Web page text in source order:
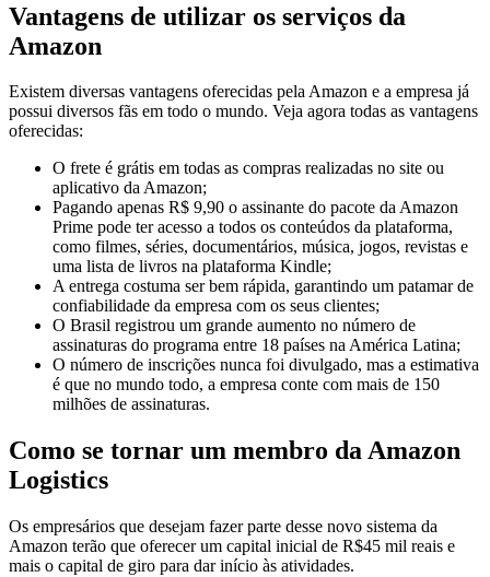
Vantagens de utilizar os serviços da
Amazon
Existem diversas vantagens oferecidas pela Amazon e a empresa já
possui diversos fãs em todo o mundo. Veja agora todas as vantagens
oferecidas:
O frete é grátis em todas as compras realizadas no site ou
aplicativo da Amazon;
Pagando apenas R$ 9,90 o assinante do pacote da Amazon
Prime pode ter acesso a todos os conteúdos da plataforma,
como filmes, séries, documentários, música, jogos, revistas e
uma lista de livros na plataforma Kindle;
A entrega costuma ser bem rápida, garantindo um patamar de
confiabilidade da empresa com os seus clientes;
O Brasil registrou um grande aumento no número de
assinaturas do programa entre 18 países na América Latina;
O número de inscrições nunca foi divulgado, mas a estimativa
é que no mundo todo, a empresa conte com mais de 150
milhões de assinaturas.
Como se tornar um membro da Amazon
Logistics
Os empresários que desejam fazer parte desse novo sistema da
Amazon terão que oferecer um capital inicial de R$45 mil reais e
mais o capital de giro para dar início às atividades.